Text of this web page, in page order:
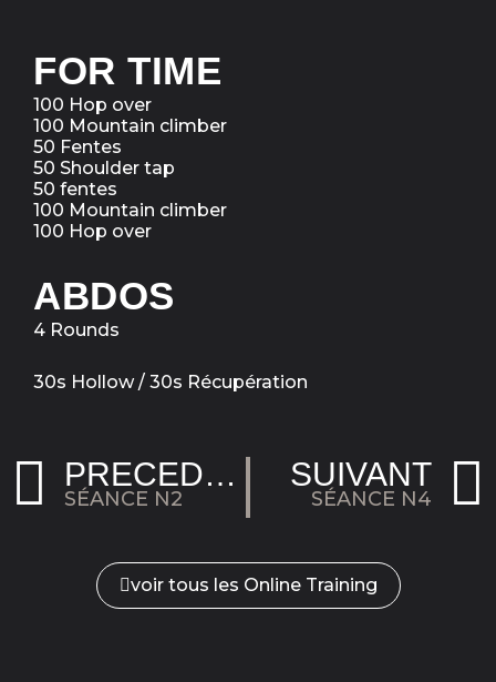
FOR TIME
100 Hop over
100 Mountain climber
50 Fentes
50 Shoulder tap
50 fentes
100 Mountain climber
100 Hop over
ABDOS
4 Rounds
30s Hollow / 30s Récupération
PRÉCÉDENT
SÉANCE N2
SUIVANT
SÉANCE N4
voir tous les Online Training